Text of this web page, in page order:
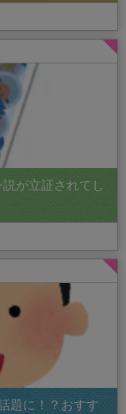
が立証されてし
題に！？おすす